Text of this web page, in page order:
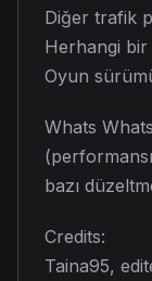
Diğer trafik
Herhangi bir
Oyun
Whats
bazı
Credits:
Taina95,